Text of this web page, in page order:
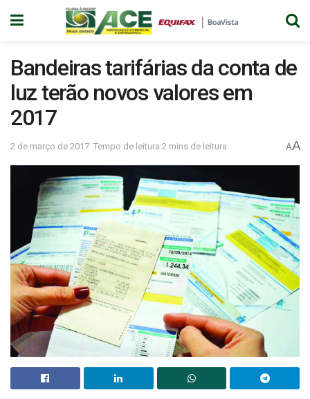
Bandeiras tarifárias da conta de
luz terão novos valores em
2017
2 de março de 2017 Tempo de leitura:2 mins de leitura AA